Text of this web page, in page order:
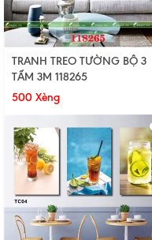
TRANH TREO TƯỜNG BỘ 3
TẤM 3M 118265
500 Xèng